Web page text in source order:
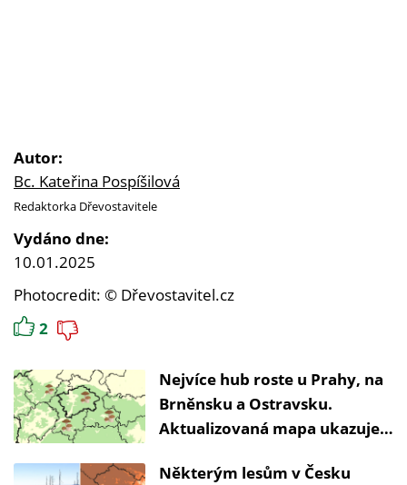
Autor:
Bc. Kateřina Pospíšilová
Redaktorka Dřevostavitele
Vydáno dne:
10.01.2025
Photocredit: © Dřevostavitel.cz
2
Nejvíce hub roste u Prahy, na
Brněnsku a Ostravsku.
Aktualizovaná mapa ukazuje,
Některým lesům v Česku